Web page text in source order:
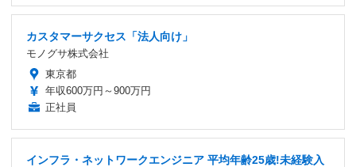
カスタマーサクセス「法人向け」
モノグサ株式会社
東京都
年収600万円～900万円
正社員
インフラ・ネットワークエンジニア 平均年齢25歳!未経験入